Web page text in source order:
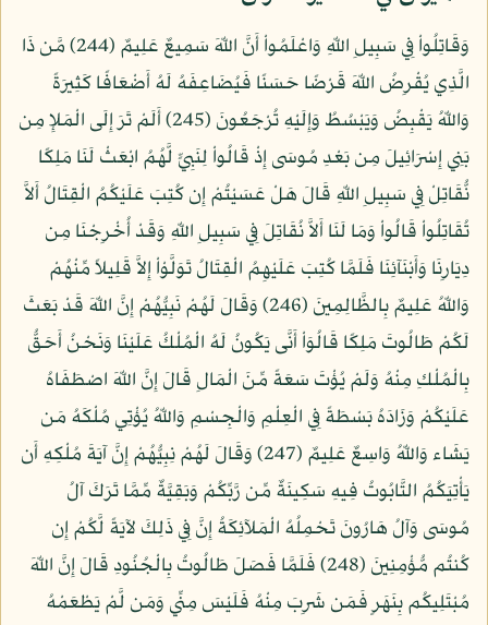
وَقَاتِلُواْ فِي سَبِيلِ اللّهِ وَاعْلَمُواْ أَنَّ اللّهَ سَمِيعٌ عَلِيمٌ (244) مَّن ذَا
الَّذِي يُقْرِضُ اللّهَ قَرْضًا حَسَنًا فَيُضَاعِفَهُ لَهُ أَضْعَافًا كَثِيرَةً
وَاللّهُ يَقْبِضُ وَيَبْسُطُ وَإِلَيْهِ تُرْجَعُونَ (245) أَلَمْ تَرَ إِلَى الْمَلإِ مِن
بَنِي إِسْرَائِيلَ مِن بَعْدِ مُوسَى إِذْ قَالُواْ لِنَبِيٍّ لَّهُمُ ابْعَثْ لَنَا مَلِكًا
نُّقَاتِلْ فِي سَبِيلِ اللّهِ قَالَ هَلْ عَسَيْتُمْ إِن كُتِبَ عَلَيْكُمُ الْقِتَالُ أَلاَّ
تُقَاتِلُواْ قَالُواْ وَمَا لَنَا أَلاَّ نُقَاتِلَ فِي سَبِيلِ اللّهِ وَقَدْ أُخْرِجْنَا مِن
دِيَارِنَا وَأَبْنَآئِنَا فَلَمَّا كُتِبَ عَلَيْهِمُ الْقِتَالُ تَوَلَّوْاْ إِلاَّ قَلِيلاً مِّنْهُمْ
وَاللّهُ عَلِيمٌ بِالظَّالِمِينَ (246) وَقَالَ لَهُمْ نَبِيُّهُمْ إِنَّ اللّهَ قَدْ بَعَثَ
لَكُمْ طَالُوتَ مَلِكًا قَالُوَاْ أَنَّى يَكُونُ لَهُ الْمُلْكُ عَلَيْنَا وَنَحْنُ أَحَقُّ
بِالْمُلْكِ مِنْهُ وَلَمْ يُؤْتَ سَعَةً مِّنَ الْمَالِ قَالَ إِنَّ اللّهَ اصْطَفَاهُ
عَلَيْكُمْ وَزَادَهُ بَسْطَةً فِي الْعِلْمِ وَالْجِسْمِ وَاللّهُ يُؤْتِي مُلْكَهُ مَن
يَشَاء وَاللّهُ وَاسِعٌ عَلِيمٌ (247) وَقَالَ لَهُمْ نِبِيُّهُمْ إِنَّ آيَةَ مُلْكِهِ أَن
يَأْتِيَكُمُ التَّابُوتُ فِيهِ سَكِينَةٌ مِّن رَّبِّكُمْ وَبَقِيَّةٌ مِّمَّا تَرَكَ آلُ
مُوسَى وَآلُ هَارُونَ تَحْمِلُهُ الْمَلآئِكَةُ إِنَّ فِي ذَلِكَ لآيَةً لَّكُمْ إِن
كُنتُم مُّؤْمِنِينَ (248) فَلَمَّا فَصَلَ طَالُوتُ بِالْجُنُودِ قَالَ إِنَّ اللّهَ
مُبْتَلِيكُم بِنَهَرٍ فَمَن شَرِبَ مِنْهُ فَلَيْسَ مِنِّي وَمَن لَّمْ يَطْعَمْهُ